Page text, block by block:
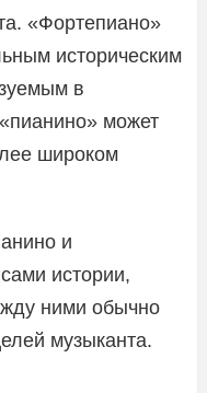
«Фортепиано»
историческим
в
может
широком
и
истории,
ними обычно
музыканта.